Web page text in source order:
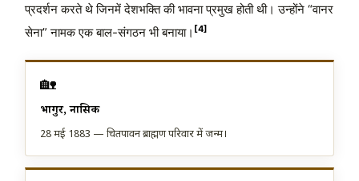
प्रदर्शन करते थे जिनमें देशभक्ति की भावना प्रमुख होती थी। उन्होंने “वानर
सेना” नामक एक बाल-संगठन भी बनाया। [4]
🏡
भागुर, नासिक
28 मई 1883 — चितपावन ब्राह्मण परिवार में जन्म।